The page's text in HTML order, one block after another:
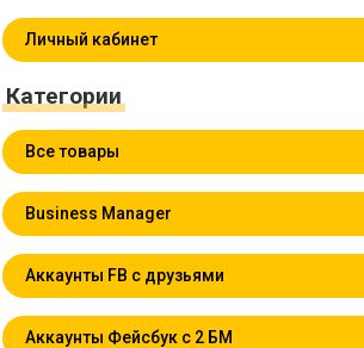
Личный кабинет
Категории
Все товары
Business Manager
Аккаунты FB с друзьями
Аккаунты Фейсбук с 2 БМ